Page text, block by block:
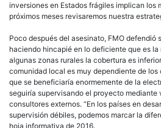
inversiones en Estados frágiles implican los
próximos meses revisaremos nuestra
Poco después del asesinato, FMO
haciendo hincapié en lo deficiente que es
algunas zonas rurales la cobertura es
comunidad local es muy dependiente de
que se beneficiaría enormemente de la
seguiría supervisando el proyecto mediante
consultores externos. “En los países en
supervisión débiles, podemos marcar la
hoja informativa de 2016.